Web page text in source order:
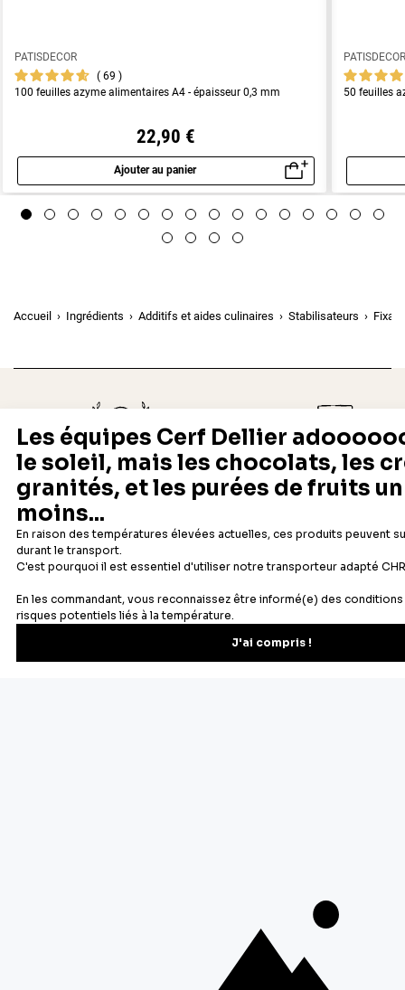
PATISDECOR
69
100 feuilles azyme alimentaires A4 - épaisseur 0,3 mm
22,90 €
Ajouter au panier
Aperçu rapide
50 feuilles
Accueil Ingrédients Additifs et aides culinaires Stabilisateurs
Depuis 1932
Fabricant français reconnu
Livraison rapide 24/48h
Offerte dès 69 € en point
Newsletter
Recevez les recettes, astuces et offres spéciales.